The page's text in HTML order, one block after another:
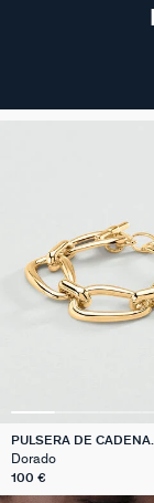
PULSERA DE CADENA
ABBESSES
Dorado
100 €